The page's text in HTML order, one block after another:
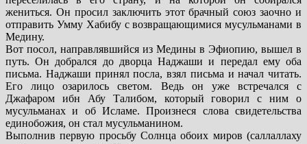
жениться. Он просил заключить этот брачный союз заочно и
отправить Умму Хабибу с возвращающимися мусульманами в
Медину.
Вот посол, направлявшийся из Медины в Эфиопию, вышел в
путь. Он добрался до дворца Наджаши и передал ему оба
письма. Наджаши принял посла, взял письма и начал читать.
Его лицо озарилось светом. Ведь он уже встречался с
Джафаром ибн Абу Талибом, который говорил с ним о
мусульманах и об Исламе. Произнеся слова свидетельства
единобожия, он стал мусульманином.
Выполнив первую просьбу Солнца обоих миров (саллаллаху